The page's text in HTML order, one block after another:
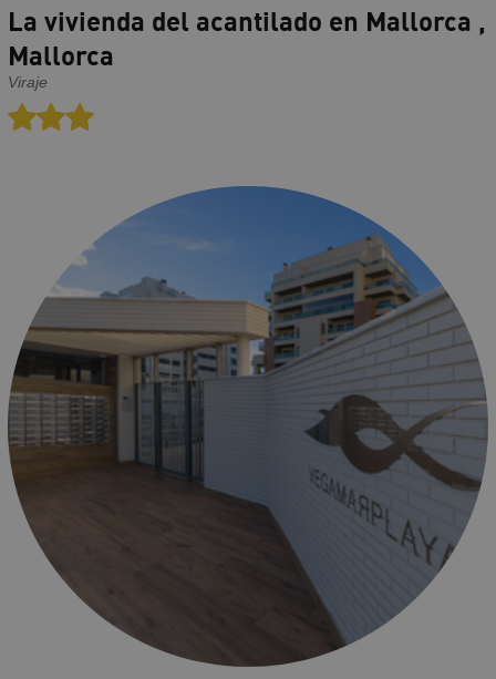
La vivienda del acantilado en Mallorca ,
Mallorca
Viraje